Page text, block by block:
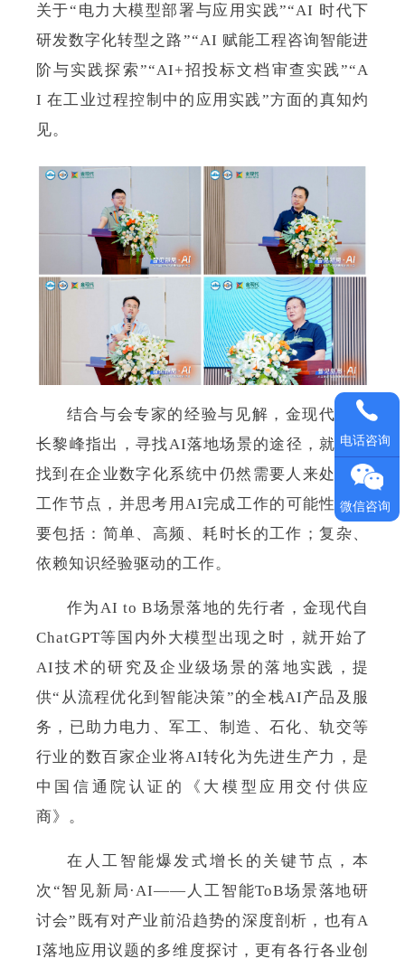
关于“电力大模型部署与应用实践”“AI 时代下
研发数字化转型之路”“AI 赋能工程咨询智能进
阶与实践探索”“AI+招投标文档审查实践”“A
I 在工业过程控制中的应用实践”方面的真知灼
见。
结合与会专家的经验与见解，金现代董事
长黎峰指出，寻找AI落地场景的途径，就是要
找到在企业数字化系统中仍然需要人来处理的
工作节点，并思考用AI完成工作的可能性。主
要包括：简单、高频、耗时长的工作；复杂、
依赖知识经验驱动的工作。
作为AI to B场景落地的先行者，金现代自
ChatGPT等国内外大模型出现之时，就开始了
AI技术的研究及企业级场景的落地实践，提
供“从流程优化到智能决策”的全栈AI产品及服
务，已助力电力、军工、制造、石化、轨交等
行业的数百家企业将AI转化为先进生产力，是
中国信通院认证的《大模型应用交付供应
商》。
在人工智能爆发式增长的关键节点，本
次“智见新局·AI——人工智能ToB场景落地研
讨会”既有对产业前沿趋势的深度剖析，也有A
I落地应用议题的多维度探讨，更有各行各业创
电话咨询
微信咨询